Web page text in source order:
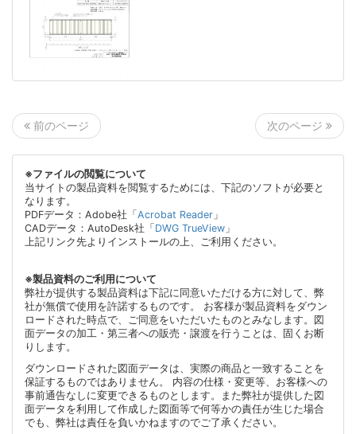
前のページ 次のページ
※ファイルの閲覧について
当サイトの製品資料を閲覧するためには、下記のソフトが必要と
なります。
PDFデータ：Adobe社「Acrobat Reader 」
CADデータ：AutoDesk社「DWG TrueView 」
上記リンク先よりインストールの上、ご利用ください。
※製品資料のご利用について
弊社が提供する製品資料は下記に同意いただける方に対して、弊
社が無償で使用を許諾するものです。 お客様が製品資料をダウン
ロードされた時点で、ご同意をいただいたものとみなします。図
面データの加工・第三者への販売・譲渡を行うことは、固くお断
りします。
ダウンロードされた図面データは、実際の商品と一致することを
保証するものではありません。 内容の仕様・変更等、お客様への
事前通告なしに変更できるものとします。また弊社が提供した図
面データを利用して作成した図面等で何等かの責任が生じた場合
でも、弊社は責任を負いかねますのでご了承ください。